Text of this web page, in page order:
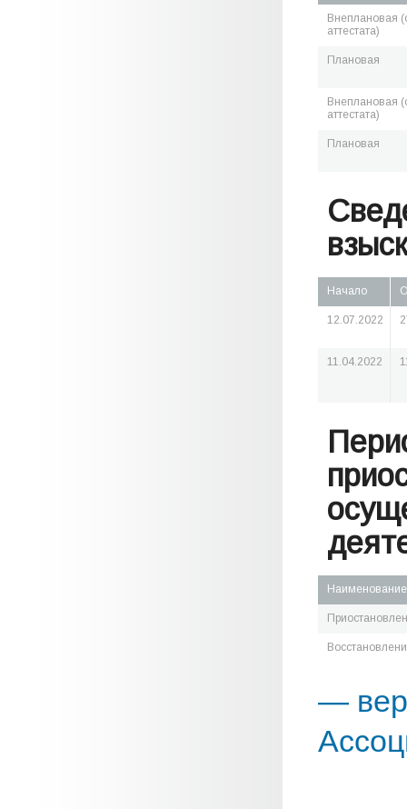
Внеплановая
аттестата)
Плановая
Внеплановая
аттестата)
Плановая
Начало
12.07.2022
11.04.2022
Наименование
—